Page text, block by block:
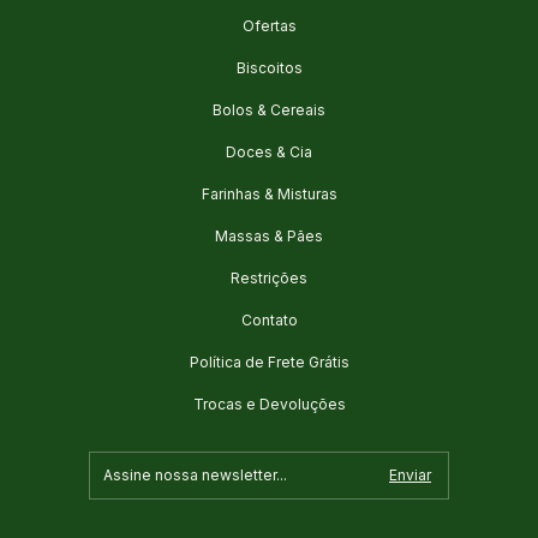
Ofertas
Biscoitos
Bolos & Cereais
Doces & Cia
Farinhas & Misturas
Massas & Pães
Restrições
Contato
Política de Frete Grátis
Trocas e Devoluções